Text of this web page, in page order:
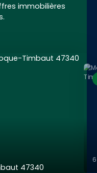
immobilières
47340